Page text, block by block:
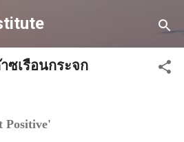
to main content
ซเรือนกระจก
Positive'